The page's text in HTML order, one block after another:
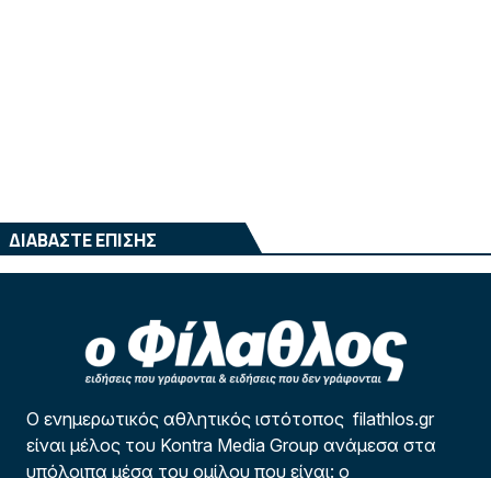
ΔΙΑΒΑΣΤΕ ΕΠΙΣΗΣ
Ο ενημερωτικός αθλητικός ιστότοπος filathlos.gr
είναι μέλος του Kontra Media Group ανάμεσα στα
υπόλοιπα μέσα του ομίλου που είναι: ο